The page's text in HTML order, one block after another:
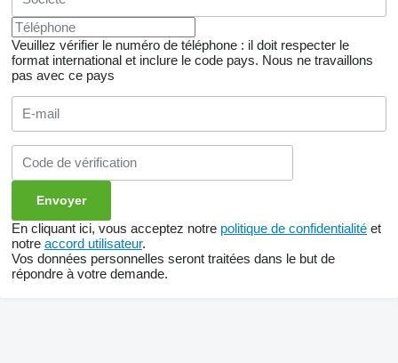
Veuillez vérifier le numéro de téléphone : il doit respecter le
format international et inclure le code pays. Nous ne travaillons
pas avec ce pays
En cliquant ici, vous acceptez notre politique de confidentialité et
notre accord utilisateur.
Vos données personnelles seront traitées dans le but de
répondre à votre demande.